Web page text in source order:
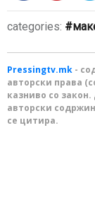
categories:
Pressingtv.mk -
авторски права
казниво со
авторски
се цитира.